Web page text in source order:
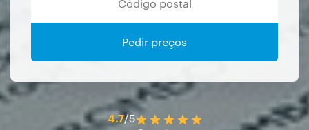
Pedir preços
4.7/5